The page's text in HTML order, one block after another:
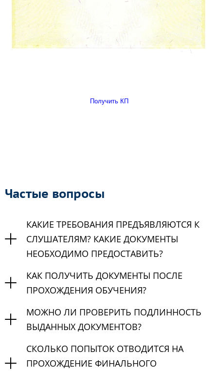
Получить КП
Частые вопросы
КАКИЕ ТРЕБОВАНИЯ ПРЕДЪЯВЛЯЮТСЯ К
СЛУШАТЕЛЯМ? КАКИЕ ДОКУМЕНТЫ
НЕОБХОДИМО ПРЕДОСТАВИТЬ?
КАК ПОЛУЧИТЬ ДОКУМЕНТЫ ПОСЛЕ
ПРОХОЖДЕНИЯ ОБУЧЕНИЯ?
МОЖНО ЛИ ПРОВЕРИТЬ ПОДЛИННОСТЬ
ВЫДАННЫХ ДОКУМЕНТОВ?
СКОЛЬКО ПОПЫТОК ОТВОДИТСЯ НА
ПРОХОЖДЕНИЕ ФИНАЛЬНОГО